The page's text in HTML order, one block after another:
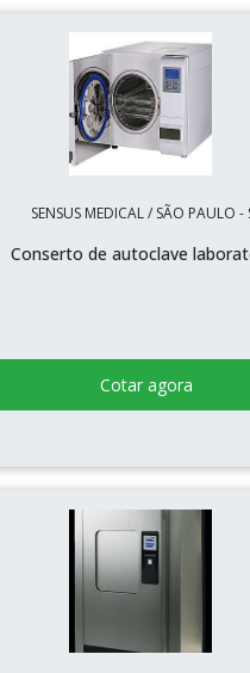
SENSUS MEDICAL / SÃO PAULO -
Conserto de autoclave
Cotar agora